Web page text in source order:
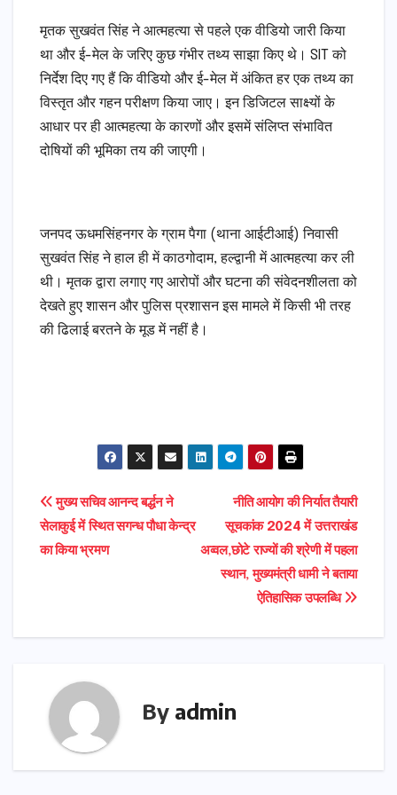
​मृतक सुखवंत सिंह ने आत्महत्या से पहले एक वीडियो जारी किया
था और ई-मेल के जरिए कुछ गंभीर तथ्य साझा किए थे। SIT को
निर्देश दिए गए हैं कि वीडियो और ई-मेल में अंकित हर एक तथ्य का
विस्तृत और गहन परीक्षण किया जाए। इन डिजिटल साक्ष्यों के
आधार पर ही आत्महत्या के कारणों और इसमें संलिप्त संभावित
दोषियों की भूमिका तय की जाएगी।
जनपद ऊधमसिंहनगर के ग्राम पैगा (थाना आईटीआई) निवासी
सुखवंत सिंह ने हाल ही में काठगोदाम, हल्द्वानी में आत्महत्या कर ली
थी। मृतक द्वारा लगाए गए आरोपों और घटना की संवेदनशीलता को
देखते हुए शासन और पुलिस प्रशासन इस मामले में किसी भी तरह
की ढिलाई बरतने के मूड में नहीं है।
Post
navigation
नीति आयोग की निर्यात तैयारी
सूचकांक 2024 में उत्तराखंड
अव्वल,छोटे राज्यों की श्रेणी में पहला
स्थान, मुख्यमंत्री धामी ने बताया
ऐतिहासिक उपलब्धि
मुख्य सचिव आनन्द बर्द्धन ने
सेलाकुई में स्थित सगन्ध पौधा केन्द्र
का किया भ्रमण
By admin